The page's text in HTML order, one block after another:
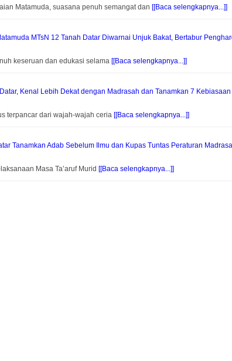
Matamuda, suasana penuh semangat dan [[Baca selengkapnya...]]
MTsN 12 Tanah Datar Diwarnai Unjuk Bakat, Bertabur
keseruan dan edukasi selama [[Baca selengkapnya...]]
Kenal Lebih Dekat dengan Madrasah dan Tanamkan 7
terpancar dari wajah-wajah ceria [[Baca selengkapnya...]]
Tanamkan Adab Sebelum Ilmu dan Kupas Tuntas Peraturan
Masa Ta’aruf Murid [[Baca selengkapnya...]]